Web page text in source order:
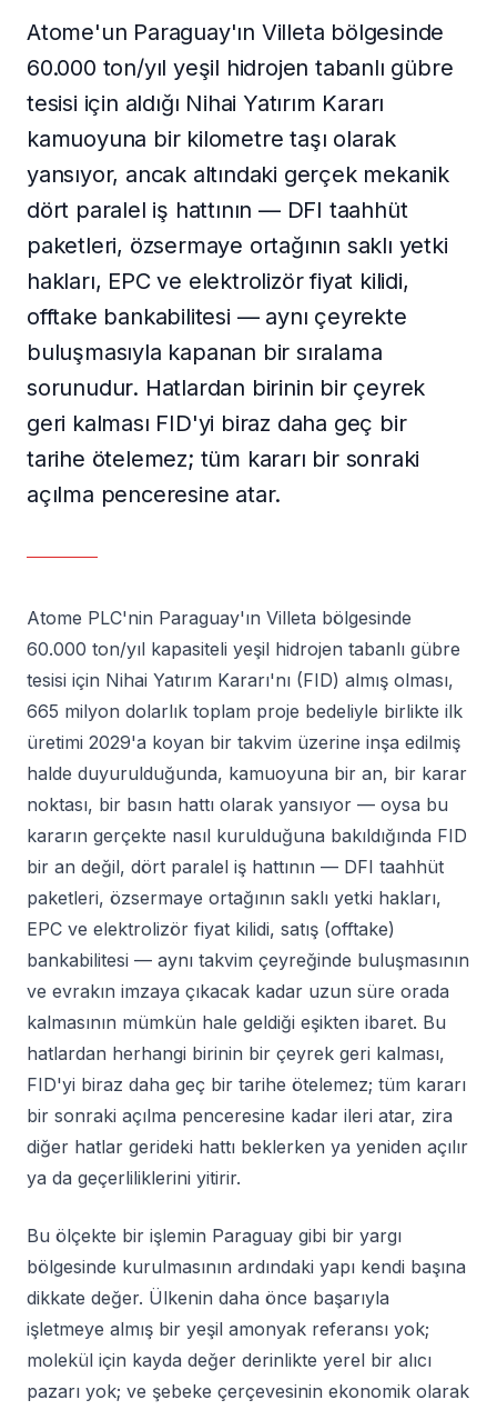
Atome'un Paraguay'ın Villeta bölgesinde
60.000 ton/yıl yeşil hidrojen tabanlı gübre
tesisi için aldığı Nihai Yatırım Kararı
kamuoyuna bir kilometre taşı olarak
yansıyor, ancak altındaki gerçek mekanik
dört paralel iş hattının — DFI taahhüt
paketleri, özsermaye ortağının saklı yetki
hakları, EPC ve elektrolizör fiyat kilidi,
offtake bankabilitesi — aynı çeyrekte
buluşmasıyla kapanan bir sıralama
sorunudur. Hatlardan birinin bir çeyrek
geri kalması FID'yi biraz daha geç bir
tarihe ötelemez; tüm kararı bir sonraki
açılma penceresine atar.
Atome PLC'nin Paraguay'ın Villeta bölgesinde
60.000 ton/yıl kapasiteli yeşil hidrojen tabanlı gübre
tesisi için Nihai Yatırım Kararı'nı (FID) almış olması,
665 milyon dolarlık toplam proje bedeliyle birlikte ilk
üretimi 2029'a koyan bir takvim üzerine inşa edilmiş
halde duyurulduğunda, kamuoyuna bir an, bir karar
noktası, bir basın hattı olarak yansıyor — oysa bu
kararın gerçekte nasıl kurulduğuna bakıldığında FID
bir an değil, dört paralel iş hattının — DFI taahhüt
paketleri, özsermaye ortağının saklı yetki hakları,
EPC ve elektrolizör fiyat kilidi, satış (offtake)
bankabilitesi — aynı takvim çeyreğinde buluşmasının
ve evrakın imzaya çıkacak kadar uzun süre orada
kalmasının mümkün hale geldiği eşikten ibaret. Bu
hatlardan herhangi birinin bir çeyrek geri kalması,
FID'yi biraz daha geç bir tarihe ötelemez; tüm kararı
bir sonraki açılma penceresine kadar ileri atar, zira
diğer hatlar gerideki hattı beklerken ya yeniden açılır
ya da geçerliliklerini yitirir.
Bu ölçekte bir işlemin Paraguay gibi bir yargı
bölgesinde kurulmasının ardındaki yapı kendi başına
dikkate değer. Ülkenin daha önce başarıyla
işletmeye almış bir yeşil amonyak referansı yok;
molekül için kayda değer derinlikte yerel bir alıcı
pazarı yok; ve şebeke çerçevesinin ekonomik olarak